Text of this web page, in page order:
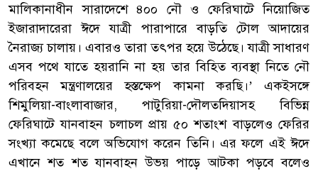
মালিকানাধীন সারাদেশে ৪০০ নৌ ও ফেরিঘাটে নিয়োজিত
ইজারাদারেরা ঈদে যাত্রী পারাপারে বাড়তি টোল আদায়ের
নৈরাজ্য চালায়। এবারও তারা তৎপর হয়ে উঠেছে। যাত্রী সাধারণ
এসব পথে যাতে হয়রানি না হয় তার বিহিত ব্যবস্থা নিতে নৌ
পরিবহন মন্ত্রণালয়ের হস্তক্ষেপ কামনা করছি।’ একইসঙ্গে
শিমুলিয়া-বাংলাবাজার, পাটুরিয়া-দৌলতদিয়াসহ বিভিন্ন
ফেরিঘাটে যানবাহন চলাচল প্রায় ৫০ শতাংশ বাড়লেও ফেরির
সংখ্যা কমেছে বলে অভিযোগ করেন তিনি। এর ফলে এই ঈদে
এখানে শত শত যানবাহন উভয় পাড়ে আটকা পড়বে বলেও